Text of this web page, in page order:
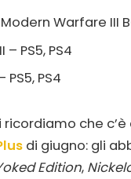
Warfare III
– PS5, PS4
PS4
ricordiamo che
di giugno: gli
Edition,